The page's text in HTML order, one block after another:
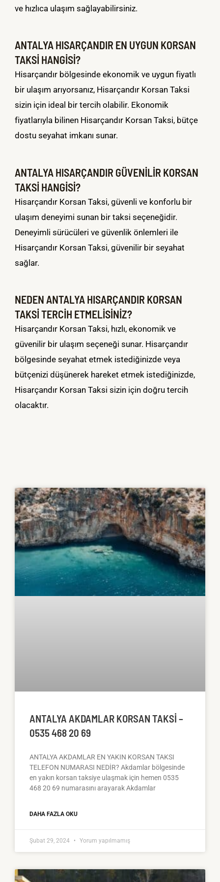
ve hızlıca ulaşım sağlayabilirsiniz.
ANTALYA HISARÇANDIR EN UYGUN KORSAN
TAKSİ HANGİSİ?
Hisarçandır bölgesinde ekonomik ve uygun fiyatlı
bir ulaşım arıyorsanız, Hisarçandır Korsan Taksi
sizin için ideal bir tercih olabilir. Ekonomik
fiyatlarıyla bilinen Hisarçandır Korsan Taksi, bütçe
dostu seyahat imkanı sunar.
ANTALYA HISARÇANDIR GÜVENİLİR KORSAN
TAKSİ HANGİSİ?
Hisarçandır Korsan Taksi, güvenli ve konforlu bir
ulaşım deneyimi sunan bir taksi seçeneğidir.
Deneyimli sürücüleri ve güvenlik önlemleri ile
Hisarçandır Korsan Taksi, güvenilir bir seyahat
sağlar.
NEDEN ANTALYA HISARÇANDIR KORSAN
TAKSİ TERCİH ETMELİSİNİZ?
Hisarçandır Korsan Taksi, hızlı, ekonomik ve
güvenilir bir ulaşım seçeneği sunar. Hisarçandır
bölgesinde seyahat etmek istediğinizde veya
bütçenizi düşünerek hareket etmek istediğinizde,
Hisarçandır Korsan Taksi sizin için doğru tercih
olacaktır.
ANTALYA AKDAMLAR KORSAN TAKSI –
0535 468 20 69
ANTALYA AKDAMLAR EN YAKIN KORSAN TAKSI
TELEFON NUMARASI NEDİR? Akdamlar bölgesinde
en yakın korsan taksiye ulaşmak için hemen 0535
468 20 69 numarasını arayarak Akdamlar
DAHA FAZLA OKU
Şubat 29, 2024 Yorum yapılmamış